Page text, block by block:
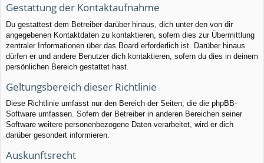
Gestattung der Kontaktaufnahme
Du gestattest dem Betreiber darüber hinaus, dich unter den von dir
angegebenen Kontaktdaten zu kontaktieren, sofern dies zur Übermittlung
zentraler Informationen über das Board erforderlich ist. Darüber hinaus
dürfen er und andere Benutzer dich kontaktieren, sofern du dies in deinem
persönlichen Bereich gestattet hast.
Geltungsbereich dieser Richtlinie
Diese Richtlinie umfasst nur den Bereich der Seiten, die die phpBB-
Software umfassen. Sofern der Betreiber in anderen Bereichen seiner
Software weitere personenbezogene Daten verarbeitet, wird er dich
darüber gesondert informieren.
Auskunftsrecht